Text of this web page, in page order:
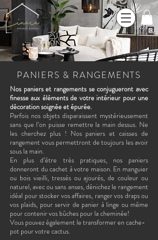
PANIERS & RANGEMENTS
Nos paniers et rangements se conjugueront avec
finesse aux éléments de votre intérieur pour une
décoration soignée et épurée.
Parfois nos objets disparaissent mystérieusement
sans que l’on puisse remettre la main dessus. Ne
les cherchez plus ! Nos paniers et caisses de
rangement vous permettront de toujours les avoir
sous la main.
En plus d’être très pratiques, nos paniers
donneront du cachet à votre maison. En manguier
ou bois vieilli, tressés ou ajourés, de couleur ou
naturel, avec ou sans anses, dénichez le rangement
idéal pour stocker vos affaires, ranger vos draps ou
vos plaids, pour servir de panier à linge ou même
pour contenir vos bûches pour la cheminée!
Vous pouvez également le transformer en cache-
pot pour votre cactus.